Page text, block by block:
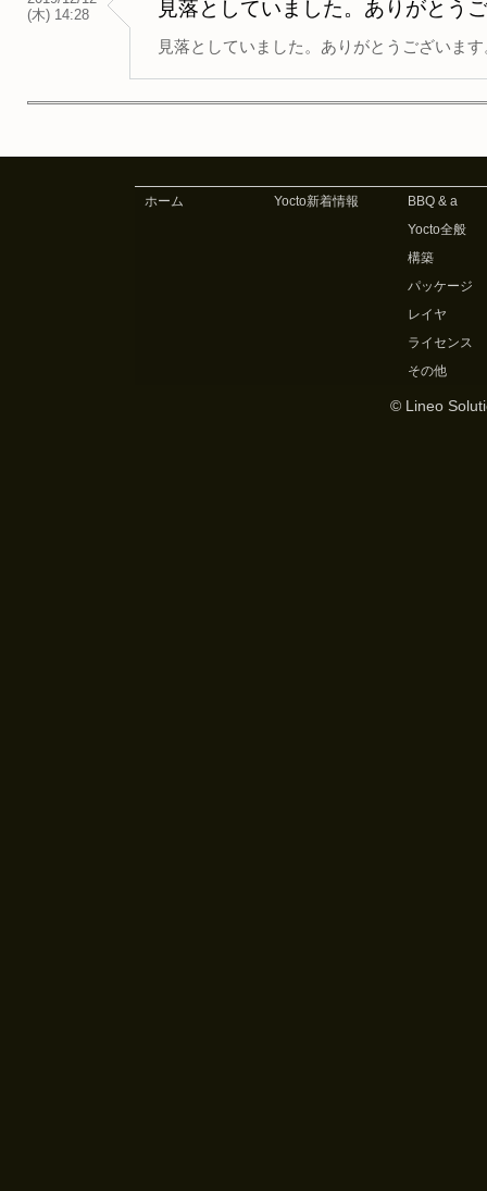
(木) 14:28
見落としていました。ありがとう
見落としていました。ありがとうございます
ホーム Yocto新着情報
BBQ & a
Yocto全般
構築
パッケージ
レイヤ
ライセンス
その他
© Lineo